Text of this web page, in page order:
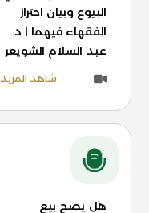
البيوع وبيان احتراز
الفقهاء فيهما | د.
عبد السلام الشويعر
شاهد المزيد
هل يصح بيع